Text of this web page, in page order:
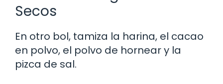
Secos
En otro bol, tamiza la harina, el cacao
en polvo, el polvo de hornear y la
pizca de sal.